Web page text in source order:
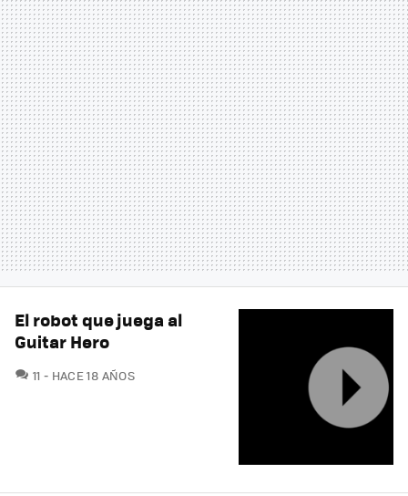
El robot que juega al
Guitar Hero
11 COMENTARIOS
HACE 18 AÑOS